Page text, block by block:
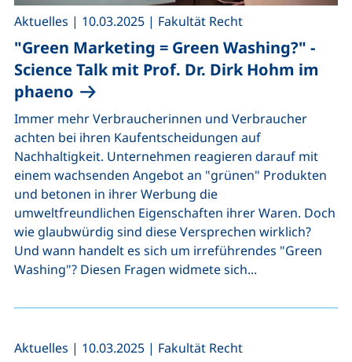
"Green Marketing = Green Washing?" -
Science Talk mit Prof. Dr. Dirk Hohm im
phaeno
Aktuelles | 10.03.2025 | Fakultät Recht
Immer mehr Verbraucherinnen und Verbraucher
achten bei ihren Kaufentscheidungen auf
Nachhaltigkeit. Unternehmen reagieren darauf mit
einem wachsenden Angebot an "grünen" Produkten
und betonen in ihrer Werbung die
umweltfreundlichen Eigenschaften ihrer Waren. Doch
wie glaubwürdig sind diese Versprechen wirklich?
Und wann handelt es sich um irreführendes "Green
Washing"? Diesen Fragen widmete sich...
Aktuelles | 10.03.2025 | Fakultät Recht